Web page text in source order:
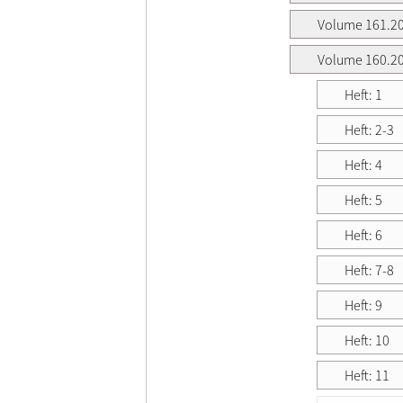
Volume
Volume
Heft: 1
Heft: 2-3
Heft: 4
Heft: 5
Heft: 6
Heft: 7-8
Heft: 9
Heft: 10
Heft: 11